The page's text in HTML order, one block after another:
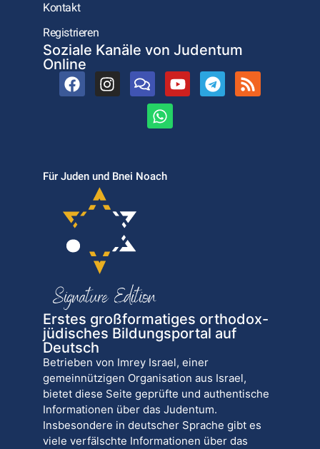
Kontakt
Registrieren
Soziale Kanäle von Judentum
Online
Für Juden und Bnei Noach
Erstes großformatiges orthodox-
jüdisches Bildungsportal auf
Deutsch
Betrieben von Imrey Israel, einer
gemeinnützigen Organisation aus Israel,
bietet diese Seite geprüfte und authentische
Informationen über das Judentum.
Insbesondere in deutscher Sprache gibt es
viele verfälschte Informationen über das